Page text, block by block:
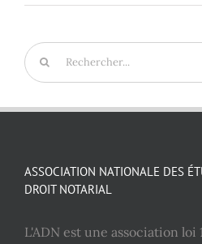
Rechercher:
ASSOCIATION NATIONALE DES
DROIT NOTARIAL
L'ADN est une association loi